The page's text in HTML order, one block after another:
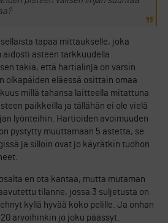
tapaa mittaukselle, joka
asteen tarkkuudella
takia, että hartialinja on varsin
olkapäiden eläessä osittain omaa
millä tahansa laitteella mitattuna
paikkeilla ja tällähän ei ole vielä
lyönteihin. Hartioiden avoimuuden
pystytty muuttamaan 5 astetta, se
ja silloin ovat jo käyrätkin tuohon
en ota kantaa, mutta mutaman
tilanne, jossa 3 suljetusta on
kyllä hyvää koko pelille. Ja onhan
arvoihinkin jo joku päässyt.